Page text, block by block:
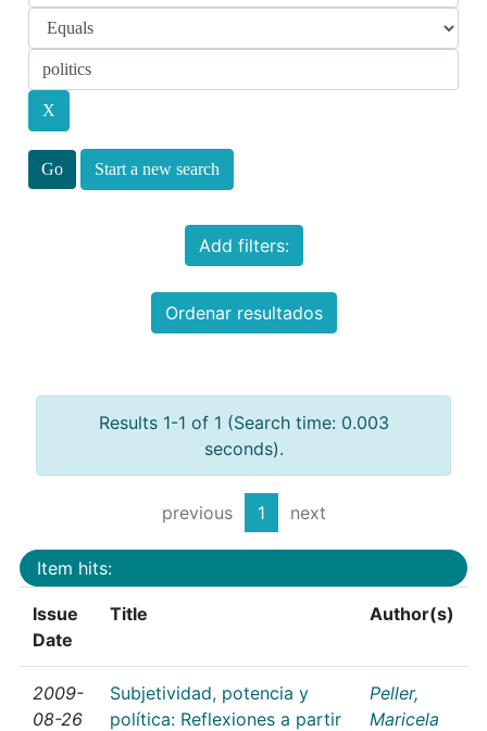
Start a new search
Add filters:
Ordenar resultados
Results 1-1 of 1 (Search time: 0.003
seconds).
previous 1 next
Item hits:
Issue
Date
Title Author(s)
2009-
08-26
Subjetividad, potencia y
política: Reflexiones a partir
Peller,
Maricela